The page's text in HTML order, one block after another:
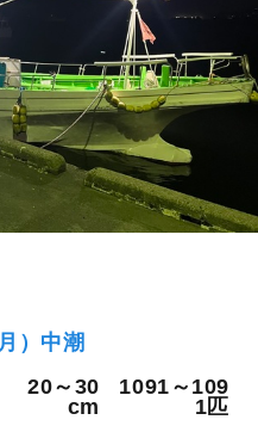
）中潮
20～30
cm
1091～109
1匹